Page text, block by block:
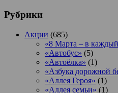
Рубрики
Акции (685)
«8 Марта – в
«Автобус» (5)
«Автоёлка» (1)
«Азбука дорожной
«Аллея Героя» (1)
«Аллея семьи» (1)